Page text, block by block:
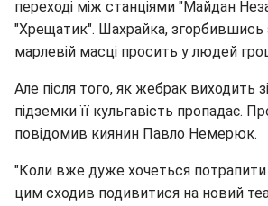
переході між станціями "Майдан
"Хрещатик". Шахрайка, згорбившись
марлевій масці просить у людей
Але після того, як жебрак виходить
підземки її кульгавість пропадає.
повідомив киянин Павло Немерюк.
"Коли вже дуже хочеться
цим сходив подивитися на новий